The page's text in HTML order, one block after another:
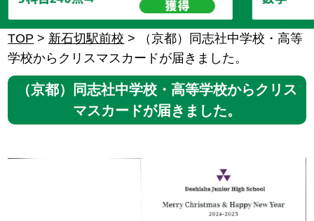
TOP > 新石切駅前校 >
（京都）同志社中学校・高等
学校からクリスマスカードが届きました。
（京都）同志社中学校・高等学校からクリス
マスカードが届きました。